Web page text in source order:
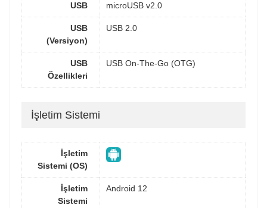
USB microUSB v2.0
USB
(Versiyon)
USB 2.0
USB
Özellikleri
USB On-The-Go (OTG)
İşletim Sistemi
İşletim
Sistemi (OS)
İşletim
Sistemi
Android 12